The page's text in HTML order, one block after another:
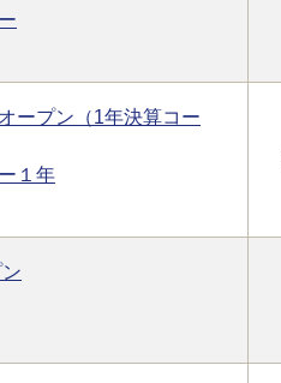
ープン（1年決算コー
１年